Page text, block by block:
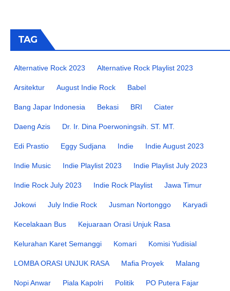
TAG
Alternative Rock 2023 Alternative Rock Playlist 2023
Arsitektur August Indie Rock Babel
Bang Japar Indonesia Bekasi BRI Ciater
Daeng Azis Dr. Ir. Dina Poerwoningsih. ST. MT.
Edi Prastio Eggy Sudjana Indie Indie August 2023
Indie Music Indie Playlist 2023 Indie Playlist July 2023
Indie Rock July 2023 Indie Rock Playlist Jawa Timur
Jokowi July Indie Rock Jusman Nortonggo Karyadi
Kecelakaan Bus Kejuaraan Orasi Unjuk Rasa
Kelurahan Karet Semanggi Komari Komisi Yudisial
LOMBA ORASI UNJUK RASA Mafia Proyek Malang
Nopi Anwar Piala Kapolri Politik PO Putera Fajar